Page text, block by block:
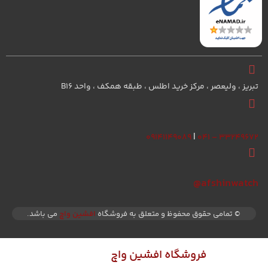
تبریز ، ولیعصر ، مرکز خرید اطلس ، طبقه همکف ، واحد B16
۳۳۲۴۹۶۷۲ – ۰۴۱ |۰۹۱۴۱۱۴۹۰۸۹
afshinwatch@
© تمامی حقوق محفوظ و متعلق به فروشگاه افشین واچ می باشد.
فروشگاه افشین واچ